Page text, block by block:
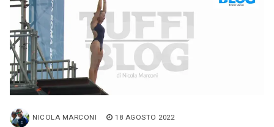
NICOLA MARCONI 18 AGOSTO 2022